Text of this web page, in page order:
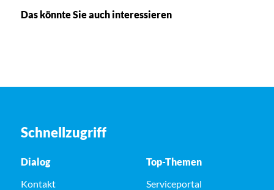
Das könnte Sie auch interessieren
Schnellzugriff
Dialog
Kontakt
Top-Themen
Serviceportal